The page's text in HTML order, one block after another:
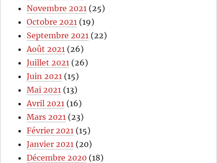
Novembre 2021 (25)
Octobre 2021 (19)
Septembre 2021 (22)
Août 2021 (26)
Juillet 2021 (26)
Juin 2021 (15)
Mai 2021 (13)
Avril 2021 (16)
Mars 2021 (23)
Février 2021 (15)
Janvier 2021 (20)
Décembre 2020 (18)